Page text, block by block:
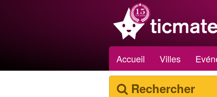
Accueil Villes
Rechercher